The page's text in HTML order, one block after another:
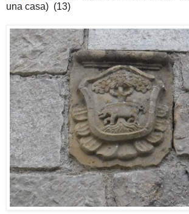
una casa) (13)